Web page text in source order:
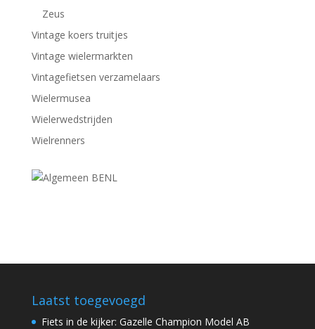
Zeus
Vintage koers truitjes
Vintage wielermarkten
Vintagefietsen verzamelaars
Wielermusea
Wielerwedstrijden
Wielrenners
Laatst toegevoegd
Fiets in de kijker: Gazelle Champion Model AB